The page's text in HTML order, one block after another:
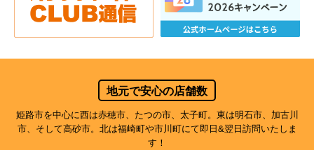
地元で安心の店舗数
姫路市を中心に西は赤穂市、たつの市、太子町。東は明石市、加古川
市、そして高砂市。北は福崎町や市川町にて即日&翌日訪問いたしま
す！